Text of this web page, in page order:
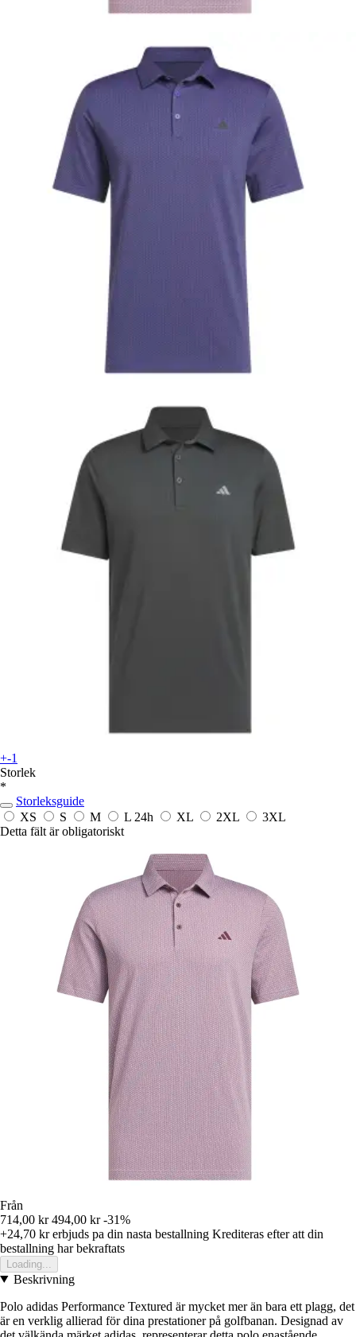
+-1
Storlek
*
Storleksguide
XS
S M L 24h XL 2XL
3XL
Detta fält är obligatoriskt
Från
714,00 kr 494,00 kr -31%
+24,70 krerbjuds pa din nasta bestallning Krediteras efter att din
bestallning har bekraftats
Loading...
Beskrivning
Polo adidas Performance Textured är mycket mer än bara ett plagg, det
är en verklig allierad för dina prestationer på golfbanan. Designad av